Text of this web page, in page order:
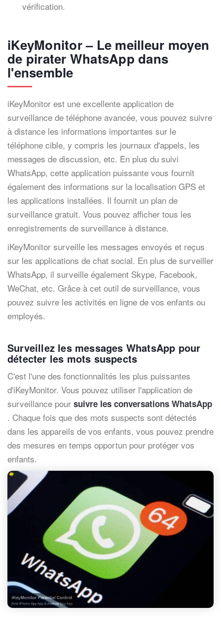
vérification.
iKeyMonitor – Le meilleur moyen
de pirater WhatsApp dans
l'ensemble
iKeyMonitor est une excellente application de
surveillance de téléphone avancée, vous pouvez suivre
à distance les informations importantes sur le
téléphone cible, y compris les journaux d'appels, les
messages de discussion, etc. En plus du suivi
WhatsApp, cette application puissante vous fournit
également des informations sur la localisation GPS et
les applications installées. Il fournit un plan de
surveillance gratuit. Vous pouvez afficher tous les
enregistrements de surveillance à distance.
iKeyMonitor surveille les messages envoyés et reçus
sur les applications de chat social. En plus de surveiller
WhatsApp, il surveille également Skype, Facebook,
WeChat, etc. Grâce à cet outil de surveillance, vous
pouvez suivre les activités en ligne de vos enfants ou
employés.
Surveillez les messages WhatsApp pour
détecter les mots suspects
C'est l'une des fonctionnalités les plus puissantes
d'iKeyMonitor. Vous pouvez utiliser l'application de
surveillance pour suivre les conversations WhatsApp
. Chaque fois que des mots suspects sont détectés
dans les appareils de vos enfants, vous pouvez prendre
des mesures en temps opportun pour protéger vos
enfants.